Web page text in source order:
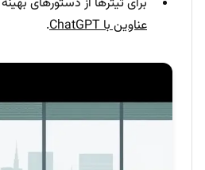
عناوین با ChatGPT
.